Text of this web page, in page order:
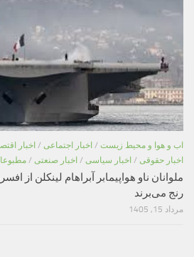
اب و هوا و محیط زیست / اخبار اجتماعی / اخبار
اخبار حقوقی / اخبار سیاسی / اخبار صنعتی /
ملوانان ناو هواپیمابر آبراهام لینکلن از
رنج می‌برند
مرداد 15, 1405